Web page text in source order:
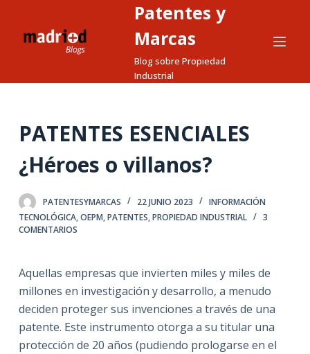
a
o
n
e
d
o
Patentes y
Marcas
Blog sobre Propiedad
Industrial
PATENTES ESENCIALES
¿Héroes o villanos?
PATENTESYMARCAS 22 JUNIO 2023
INFORMACIÓN
TECNOLÓGICA,OEPM,PATENTES,PROPIEDAD INDUSTRIAL
3
COMENTARIOS
Aquellas empresas que invierten miles y miles de
millones en investigación y desarrollo, a menudo
deciden proteger sus invenciones a través de una
patente. Este instrumento otorga a su titular una
protección de 20 años (pudiendo prologarse en el